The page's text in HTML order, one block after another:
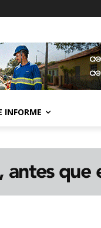
INFORME